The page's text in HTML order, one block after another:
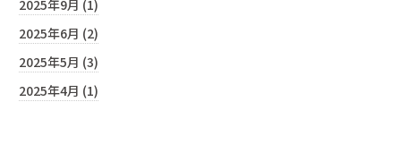
2025年9月 (1)
2025年6月 (2)
2025年5月 (3)
2025年4月 (1)